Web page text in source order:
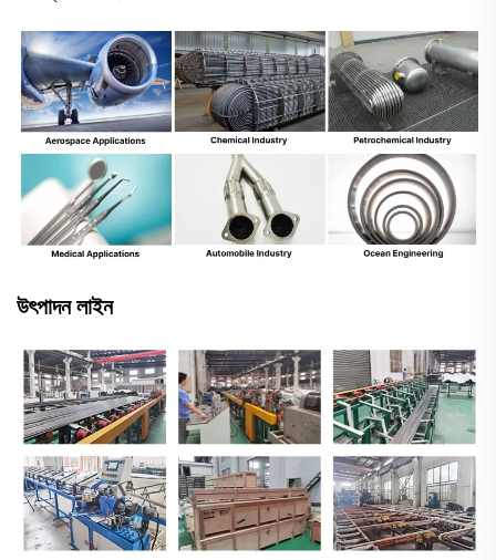
উৎপাদন লাইন